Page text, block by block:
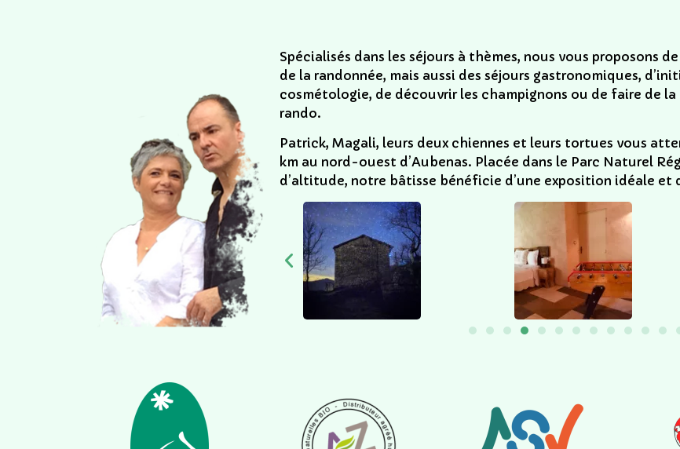
Spécialisés dans les séjours à thèmes, nous vous proposons
de la randonnée, mais aussi des séjours gastronomiques,
cosmétologie, de découvrir les champignons ou de faire de
rando.
Patrick, Magali, leurs deux chiennes et leurs tortues vous
km au nord-ouest d’Aubenas. Placée dans le Parc Naturel
d’altitude, notre bâtisse bénéficie d’une exposition idéale et